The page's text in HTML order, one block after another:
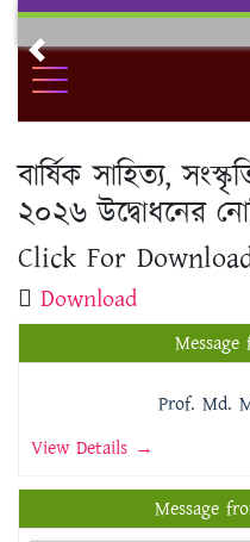
Skip
contentPrevious
বার্ষিক সাহিত্য,
২০২৬ উদ্বোধনের
Click For
Download
Prof. Md.
View Details →
Message